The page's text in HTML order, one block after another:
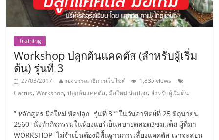
ทุน
ปรึกษา
การ
ลงทุน
ขยาย
สา
ขา
Training
Workshop ปลูกต้นแคคตัส (สำหรับผู้เริ่ม
ต้น) รุ่นที่ 3
27/03/2017 กองบรรณาธิการเว็บไซต์
1,835 views
Cactus,Workshop,ปลูกต้นแคคตัส,มือใหม่ หัดปลูก, สำหรับผู้เริ่มต้น
” หลักสูตร มือใหม่ หัดปลูก รุ่นที่ 3 ” ในวันอาทิตย์ที่ 25 มิถุนายน
2560 นั่งทำกิจกรรมในห้องแอร์เย็นสบายตลอด3ชม.เต็ม ผู้ที่มา
WORKSHOP ไม่จำเป็นต้องมีพื้นฐานการเลี้ยงแคคตัส เราจะสอน